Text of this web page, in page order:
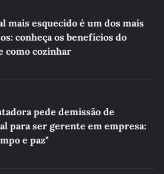
mais esquecido é um dos mais
conheça os benefícios do
como cozinhar
pede demissão de
para ser gerente em empresa:
e paz"